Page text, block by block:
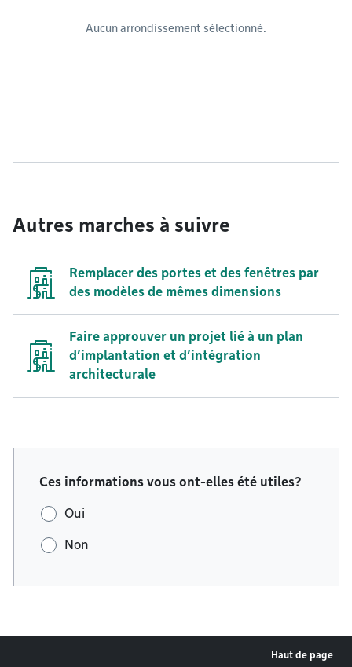
Aucun arrondissement sélectionné.
Autres marches à suivre
Remplacer des portes et des fenêtres par
des modèles de mêmes dimensions
Faire approuver un projet lié à un plan
d’implantation et d’intégration
architecturale
Ces informations vous ont-elles été utiles?
Oui
Non
Haut de page